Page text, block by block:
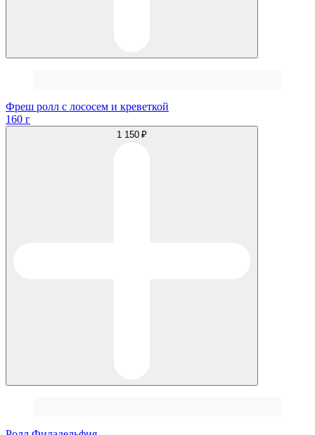
Фреш ролл с лососем и креветкой
160 г
1 150 ₽